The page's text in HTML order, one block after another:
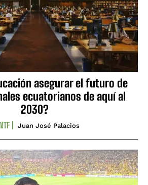
asegurar el futuro de
ecuatorianos de aquí al
2030?
Juan José Palacios